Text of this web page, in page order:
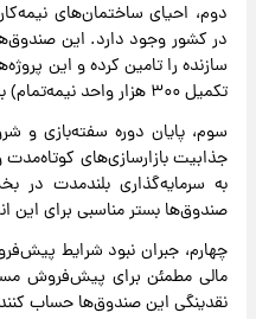
دوم، احیای ساختمان‌های
در کشور وجود دارد. این
سازنده را تامین کرده و این
تکمیل ۳۰۰ هزار واحد نیمه‌تمام) بازگردانند.
سوم، پایان دوره سفته‌بازی و
جذابیت بازارسازی‌های کوتاه‌مدت
به سرمایه‌گذاری بلندمدت در
صندوق‌ها بستر مناسبی برای این
چهارم، جبران نبود شرایط
مالی مطمئن برای پیش‌فروش
نقدینگی این صندوق‌ها حساب